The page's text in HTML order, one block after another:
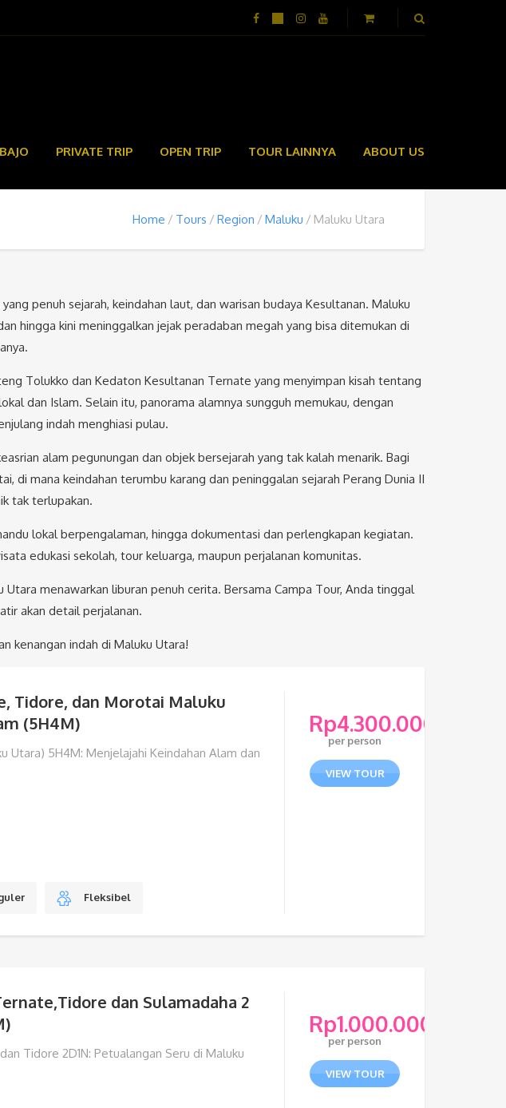
PRIVATE TRIP OPEN TRIP TOUR LAINNYA ABOUT US
Home Tours Region Maluku Maluku Utara
penuh sejarah, keindahan laut, dan warisan budaya Kesultanan. Maluku
hingga kini meninggalkan jejak peradaban megah yang bisa ditemukan di
Tolukko dan Kedaton Kesultanan Ternate yang menyimpan kisah tentang
dan Islam. Selain itu, panorama alamnya sungguh memukau, dengan
indah menghiasi pulau.
alam pegunungan dan objek bersejarah yang tak kalah menarik. Bagi
di mana keindahan terumbu karang dan peninggalan sejarah Perang Dunia II
tak terlupakan.
lokal berpengalaman, hingga dokumentasi dan perlengkapan kegiatan.
edukasi sekolah, tour keluarga, maupun perjalanan komunitas.
menawarkan liburan penuh cerita. Bersama Campa Tour, Anda tinggal
akan detail perjalanan.
kenangan indah di Maluku Utara!
Tidore, dan Morotai Maluku
(5H4M)
Utara) 5H4M: Menjelajahi Keindahan Alam dan
Rp4.300.000
per person
VIEW TOUR
Fleksibel
dan Sulamadaha 2
Tidore 2D1N: Petualangan Seru di Maluku
Rp1.000.000
per person
VIEW TOUR